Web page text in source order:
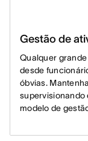
Gestão de
Qualquer
desde
óbvias.
supervisionando
modelo de